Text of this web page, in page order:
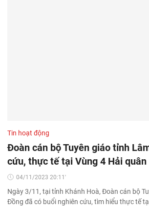
Tin hoạt động
Đoàn cán bộ Tuyên giáo tỉnh
cứu, thực tế tại Vùng 4 Hải quân
04/11/2023 20:11'
Ngày 3/11, tại tỉnh Khánh Hoà, Đoàn cán bộ
Đồng đã có buổi nghiên cứu, tìm hiểu thực tế